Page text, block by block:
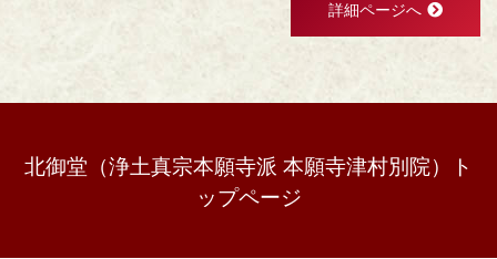
詳細ページへ
北御堂（浄土真宗本願寺派 本願寺津村別院）ト
ップページ